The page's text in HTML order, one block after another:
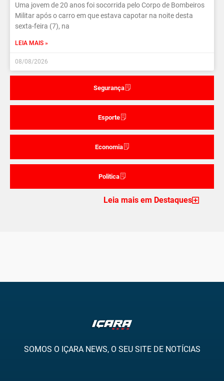
Segurança
Esporte
Economia
Politica
Uma jovem de 20 anos foi socorrida pelo Corpo de Bombeiros
Militar após o carro em que estava capotar na noite desta
sexta-feira (7), na
LEIA MAIS »
08/08/2026
Leia mais em Destaques
SOMOS O IÇARA NEWS, O SEU SITE DE NOTÍCIAS